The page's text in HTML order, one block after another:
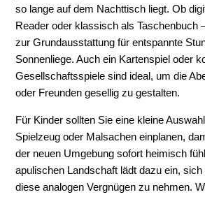
so lange auf dem Nachttisch liegt. Ob
Reader oder klassisch als Taschenbuch
zur Grundausstattung für entspannte
Sonnenliege. Auch ein Kartenspiel oder
Gesellschaftsspiele sind ideal, um die
oder Freunden gesellig zu gestalten.
Für Kinder sollten Sie eine kleine
Spielzeug oder Malsachen einplanen,
der neuen Umgebung sofort heimisch
apulischen Landschaft lädt dazu ein,
diese analogen Vergnügen zu nehmen.